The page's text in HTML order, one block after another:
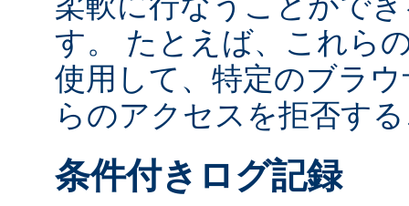
す。 たとえば、これら
使用して、特定のブラ
らのアクセスを拒否す
条件付きログ記録